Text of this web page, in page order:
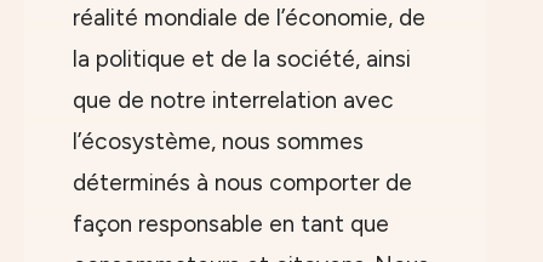
réalité mondiale de l’économie, de
la politique et de la société, ainsi
que de notre interrelation avec
l’écosystème, nous sommes
déterminés à nous comporter de
façon responsable en tant que